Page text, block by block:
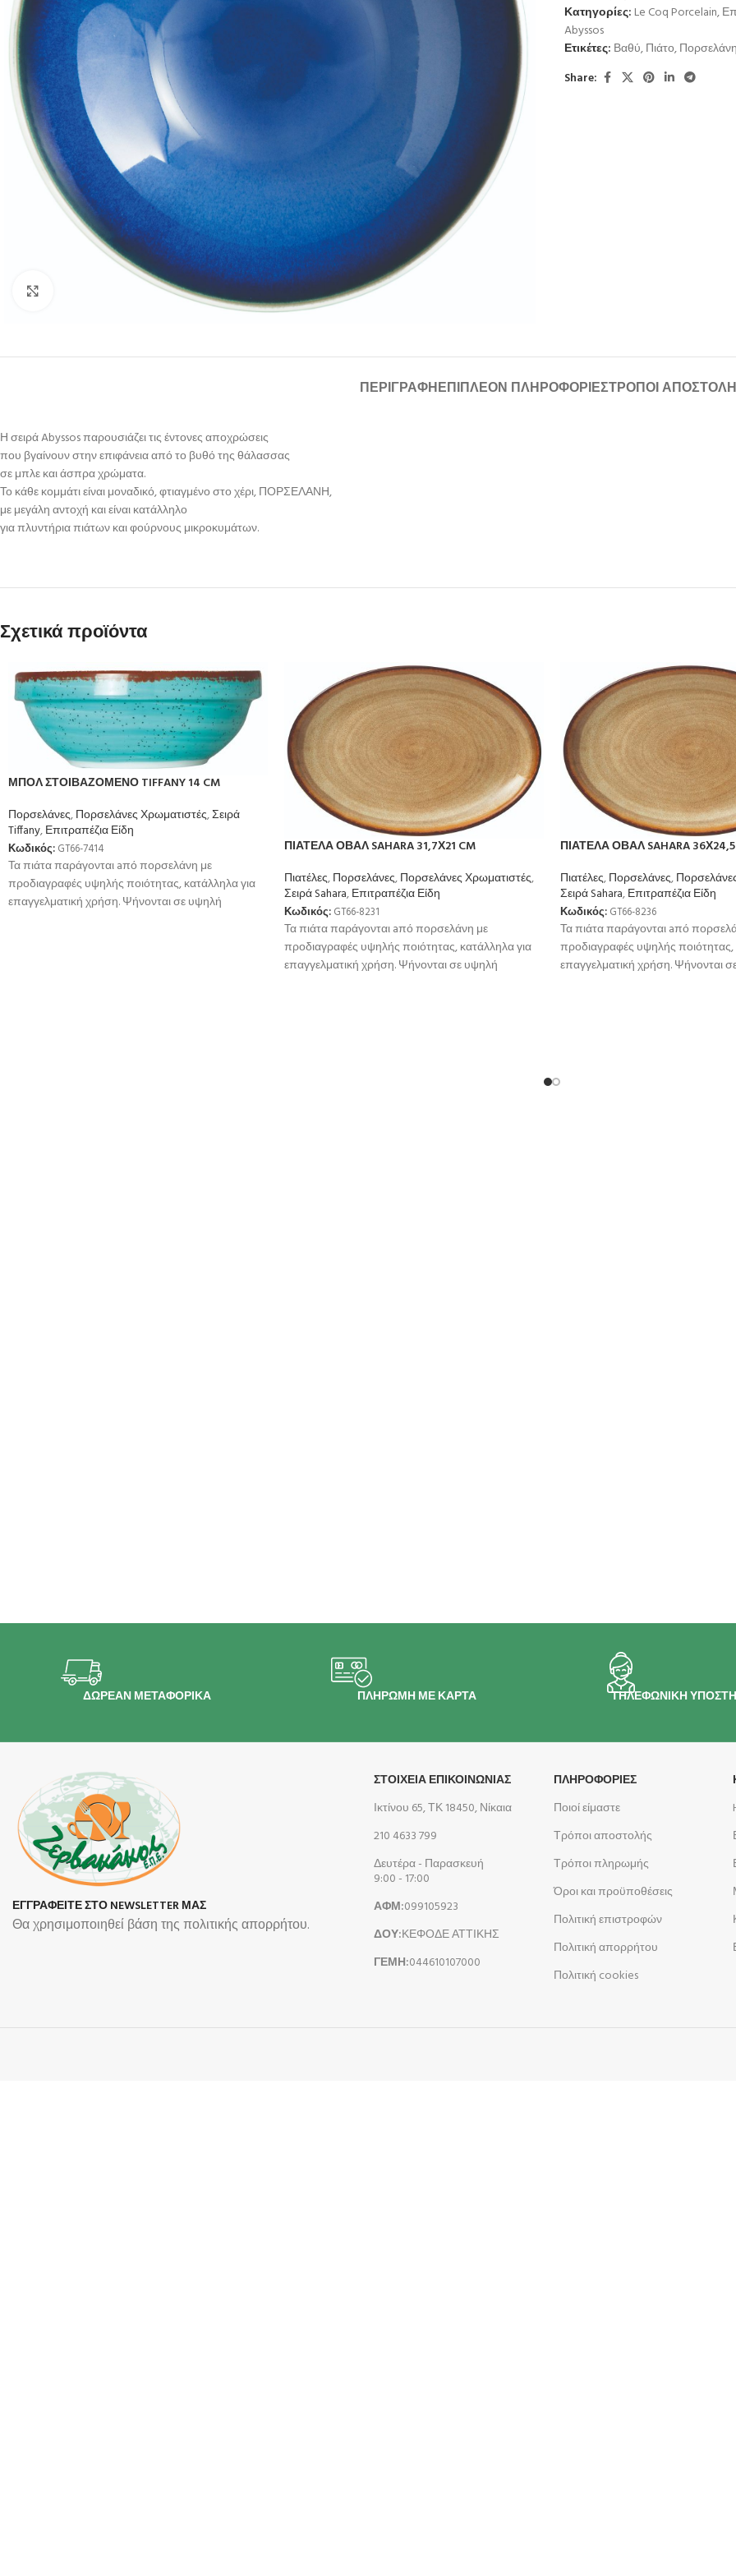
Κατηγορίες: Le Coq Porcelain,
Abyssos
Ετικέτες: Βαθύ,Πιάτο,
Share:
ΠΕΡΙΓΡΑΦΉΕΠΙΠΛΈΟΝ ΠΛΗΡΟΦΟΡΊΕΣΤΡΌΠΟΙ
Η σειρά Abyssos παρουσιάζει τις έντονες αποχρώσεις
που βγαίνουν στην επιφάνεια από το βυθό της θάλασσας
σε μπλε και άσπρα χρώματα.
Το κάθε κομμάτι είναι μοναδικό, φτιαγμένο στο χέρι, ΠΟΡΣΕΛΑΝΗ,
με μεγάλη αντοχή και είναι κατάλληλο
για πλυντήρια πιάτων και φούρνους μικροκυμάτων.
Σχετικά προϊόντα
ΜΠΟΛ ΣΤΟΙΒΑΖΟΜΕΝΟ TIFFANY 14 CM
Πορσελάνες,Πορσελάνες Χρωματιστές,Σειρά
Tiffany,Επιτραπέζια Είδη
Κωδικός: GT66-7414
Τα πιάτα παράγονται aπό πορσελάνη με
προδιαγραφές υψηλής ποιότητας, κατάλληλα για
επαγγελματική χρήση. Ψήνονται σε υψηλή
ΠΙΑΤΕΛΑ ΟΒΑΛ SAHARA 31,7Χ21 CM
Πιατέλες,Πορσελάνες,Πορσελάνες Χρωματιστές,
Σειρά Sahara,Επιτραπέζια Είδη
Κωδικός: GT66-8231
Τα πιάτα παράγονται aπό πορσελάνη με
προδιαγραφές υψηλής ποιότητας, κατάλληλα για
επαγγελματική χρήση. Ψήνονται σε υψηλή
ΠΙΑΤΕΛΑ ΟΒΑΛ SAHARA
Πιατέλες,Πορσελάνες,
Σειρά Sahara,Επιτραπέζια Είδη
Κωδικός: GT66-8236
Τα πιάτα παράγονται aπό
προδιαγραφές υψηλής ποιότητας,
επαγγελματική χρήση. Ψήνονται
ΔΩΡΕΑΝ ΜΕΤΑΦΟΡΙΚΑ ΠΛΗΡΩΜΗ ΜΕ ΚΑΡΤΑ ΤΗΛΕΦΩΝΙΚΗ
ΕΓΓΡΑΦΕΙΤΕ ΣΤΟ NEWSLETTER ΜΑΣ
Θα χρησιμοποιηθεί βάση της πολιτικής απορρήτου.
ΣΤΟΙΧΕΙΑ ΕΠΙΚΟΙΝΩΝΙΑΣ
Ικτίνου 65, ΤΚ 18450, Νίκαια
210 4633 799
Δευτέρα - Παρασκευή
9:00 - 17:00
ΑΦΜ:099105923
ΔΟΥ:ΚΕΦΟΔΕ ΑΤΤΙΚΗΣ
ΓΕΜΗ:044610107000
ΠΛΗΡΟΦΟΡΊΕΣ
Ποιοί είμαστε
Τρόποι αποστολής
Τρόποι πληρωμής
Όροι και προϋποθέσεις
Πολιτική επιστροφών
Πολιτική απορρήτου
Πολιτική cookies